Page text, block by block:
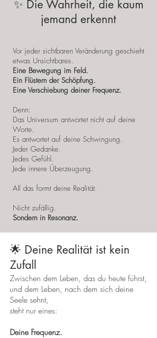
✨ Die Wahrheit, die kaum
jemand erkennt
Vor jeder sichtbaren Veränderung geschieht
etwas Unsichtbares.
Eine Bewegung im Feld.
Ein Flüstern der Schöpfung.
Eine Verschiebung deiner Frequenz.
Denn:
Das Universum antwortet nicht auf deine
Worte.
Es antwortet auf deine Schwingung.
Jeder Gedanke.
Jedes Gefühl.
Jede innere Überzeugung.
All das formt deine Realität.
Nicht zufällig.
Sondern in Resonanz.
🌟 Deine Realität ist kein
Zufall
Zwischen dem Leben, das du heute führst,
und dem Leben, nach dem sich deine
Seele sehnt,
steht nur eines:
Deine Frequenz.